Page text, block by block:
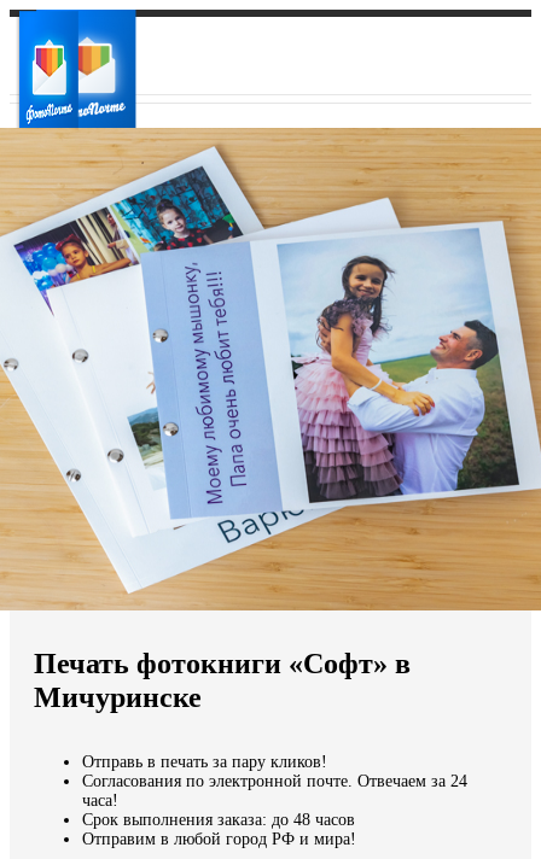
Ваш город:
Ваш регион доставки
Выберите из списка:
Мы доставляем по всему миру
Продолжить без города
Печать фотокниги «Софт» в
Мичуринске
Отправь в печать за пару кликов!
Согласования по электронной почте. Отвечаем за 24
часа!
Срок выполнения заказа: до 48 часов
Отправим в любой город РФ и мира!